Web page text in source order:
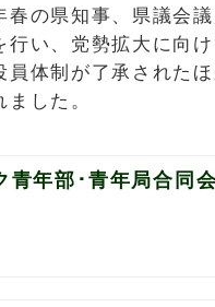
春の県知事、県議会
行い、党勢拡大に向
員体制が了承された
した。
青年部･青年局合同